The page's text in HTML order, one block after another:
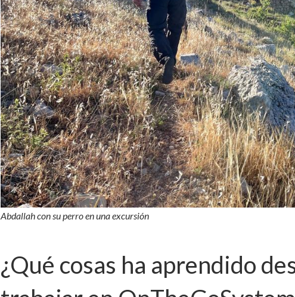
Abdallah con su perro en una excursión
¿Qué cosas ha aprendido